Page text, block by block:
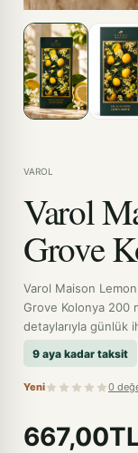
VAROL
Varol
Grove
Varol Maison
Grove Kolonya 200
detaylarıyla günlük
9 aya kadar taksit
Yeni 0